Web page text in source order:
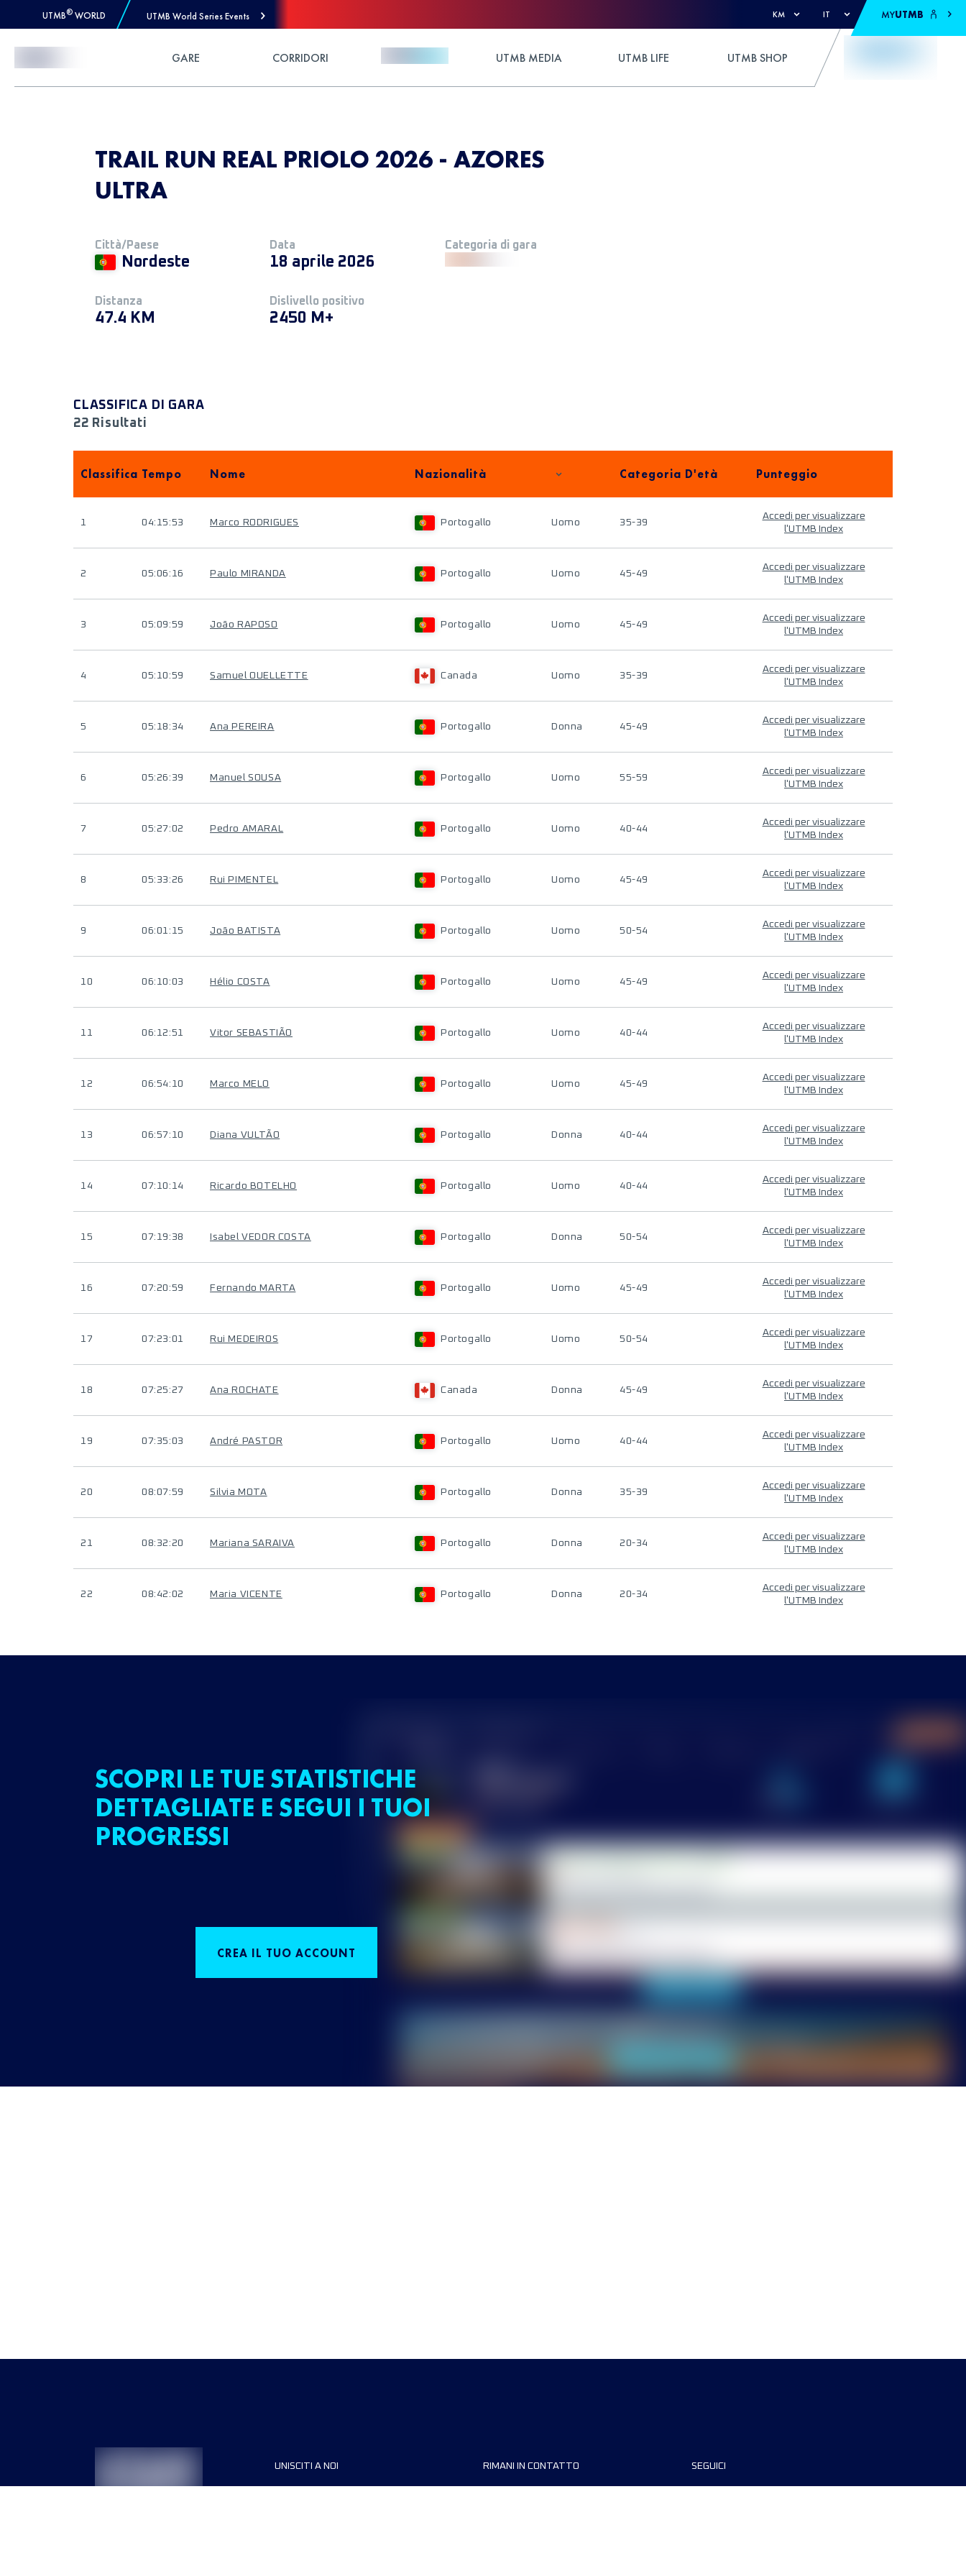
UTMB® WORLD UTMB World Series Events KM IT MYUTMB
GARE CORRIDORI UTMB MEDIA UTMB LIFE UTMB SHOP
TRAIL RUN REAL PRIOLO 2026 - AZORES
ULTRA
Città/Paese
Nordeste
Data
18 aprile 2026
Categoria di gara
Distanza
47.4 KM
Dislivello positivo
2450 M+
CLASSIFICA DI GARA
22 Risultati
Classifica Tempo Nome Nazionalità Categoria D'età Punteggio
1 04:15:53 Marco RODRIGUES Portogallo Uomo 35-39
Accedi per visualizzare
l'UTMB Index
2 05:06:16 Paulo MIRANDA Portogallo Uomo 45-49
Accedi per visualizzare
l'UTMB Index
3 05:09:59 João RAPOSO Portogallo Uomo 45-49
Accedi per visualizzare
l'UTMB Index
4 05:10:59 Samuel OUELLETTE Canada Uomo 35-39
Accedi per visualizzare
l'UTMB Index
5 05:18:34 Ana PEREIRA Portogallo Donna 45-49
Accedi per visualizzare
l'UTMB Index
6 05:26:39 Manuel SOUSA Portogallo Uomo 55-59
Accedi per visualizzare
l'UTMB Index
7 05:27:02 Pedro AMARAL Portogallo Uomo 40-44
Accedi per visualizzare
l'UTMB Index
8 05:33:26 Rui PIMENTEL Portogallo Uomo 45-49
Accedi per visualizzare
l'UTMB Index
9 06:01:15 João BATISTA Portogallo Uomo 50-54
Accedi per visualizzare
l'UTMB Index
10 06:10:03 Hélio COSTA Portogallo Uomo 45-49
Accedi per visualizzare
l'UTMB Index
11 06:12:51 Vitor SEBASTIÃO Portogallo Uomo 40-44
Accedi per visualizzare
l'UTMB Index
12 06:54:10 Marco MELO Portogallo Uomo 45-49
Accedi per visualizzare
l'UTMB Index
13 06:57:10 Diana VULTÃO Portogallo Donna 40-44
Accedi per visualizzare
l'UTMB Index
14 07:10:14 Ricardo BOTELHO Portogallo Uomo 40-44
Accedi per visualizzare
l'UTMB Index
15 07:19:38 Isabel VEDOR COSTA Portogallo Donna 50-54
Accedi per visualizzare
l'UTMB Index
16 07:20:59 Fernando MARTA Portogallo Uomo 45-49
Accedi per visualizzare
l'UTMB Index
17 07:23:01 Rui MEDEIROS Portogallo Uomo 50-54
Accedi per visualizzare
l'UTMB Index
18 07:25:27 Ana ROCHATE Canada Donna 45-49
Accedi per visualizzare
l'UTMB Index
19 07:35:03 André PASTOR Portogallo Uomo 40-44
Accedi per visualizzare
l'UTMB Index
20 08:07:59 Silvia MOTA Portogallo Donna 35-39
Accedi per visualizzare
l'UTMB Index
21 08:32:20 Mariana SARAIVA Portogallo Donna 20-34
Accedi per visualizzare
l'UTMB Index
22 08:42:02 Maria VICENTE Portogallo Donna 20-34
Accedi per visualizzare
l'UTMB Index
SCOPRI LE TUE STATISTICHE
DETTAGLIATE E SEGUI I TUOI
PROGRESSI
CREA IL TUO ACCOUNT
UNISCITI A NOI RIMANI IN CONTATTO SEGUICI